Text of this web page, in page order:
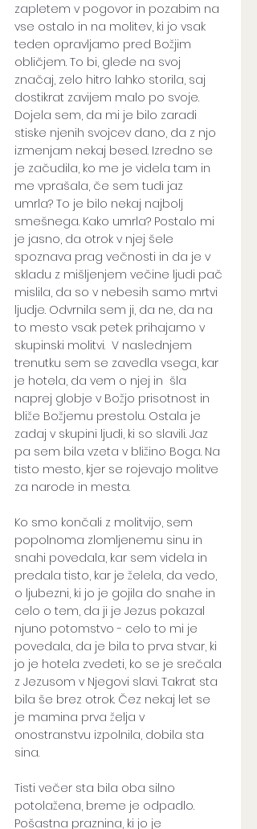
zapletem v pogovor in pozabim na
vse ostalo in na molitev, ki jo vsak
teden opravljamo pred Božjim
obličjem. To bi, glede na svoj
značaj, zelo hitro lahko storila, saj
dostikrat zavijem malo po svoje.
Dojela sem, da mi je bilo zaradi
stiske njenih svojcev dano, da z njo
izmenjam nekaj besed. Izredno se
je začudila, ko me je videla tam in
me vprašala, če sem tudi jaz
umrla? To je bilo nekaj najbolj
smešnega. Kako umrla? Postalo mi
je jasno, da otrok v njej šele
spoznava prag večnosti in da je v
skladu z mišljenjem večine ljudi pač
mislila, da so v nebesih samo mrtvi
ljudje. Odvrnila sem ji, da ne, da na
to mesto vsak petek prihajamo v
skupinski molitvi.  V naslednjem
trenutku sem se zavedla vsega, kar
je hotela, da vem o njej in  šla
naprej globje v Božjo prisotnost in
bliže Božjemu prestolu. Ostala je
zadaj v skupini ljudi, ki so slavili. Jaz
pa sem bila vzeta v bližino Boga. Na
tisto mesto, kjer se rojevajo molitve
za narode in mesta.
Ko smo končali z molitvijo, sem
popolnoma zlomljenemu sinu in
snahi povedala, kar sem videla in
predala tisto, kar je želela, da vedo,
o ljubezni, ki jo je gojila do snahe in
celo o tem, da ji je Jezus pokazal
njuno potomstvo - celo to mi je
povedala, da je bila to prva stvar, ki
jo je hotela zvedeti, ko se je srečala
z Jezusom v Njegovi slavi. Takrat sta
bila še brez otrok. Čez nekaj let se
je mamina prva želja v
onostranstvu izpolnila, dobila sta
sina.
Tisti večer sta bila oba silno
potolažena, breme je odpadlo.
Pošastna praznina, ki jo je